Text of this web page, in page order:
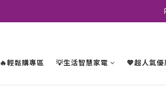
🔥輕鬆購專區 💡生活智慧家電 💖超人氣優